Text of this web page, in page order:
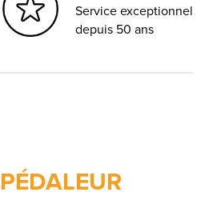
Service exceptionnel
depuis 50 ans